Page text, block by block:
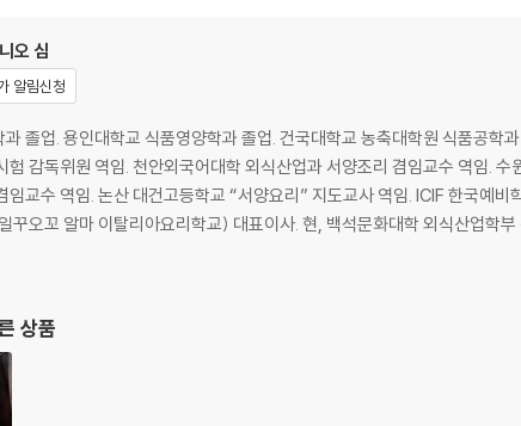
오 심
알림신청
졸업. 용인대학교 식품영양학과 졸업. 건국대학교 농축대학원 식품공학
험 감독위원 역임. 천안외국어대학 외식산업과 서양조리 겸임교수 역임.
임교수 역임. 논산 대건고등학교 “서양요리” 지도교사 역임. ICIF 한국예
꾸오꼬 알마 이탈리아요리학교) 대표이사. 현, 백석문화대학 외식산업학부
상품